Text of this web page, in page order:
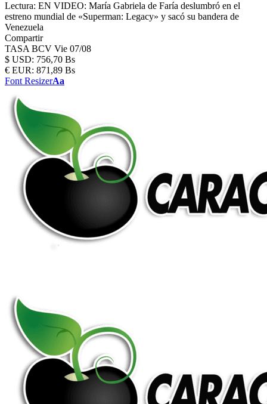
Lectura: EN VIDEO: María Gabriela de Faría deslumbró en el
estreno mundial de «Superman: Legacy» y sacó su bandera de
Venezuela
Compartir
TASA BCV Vie 07/08
$ USD: 756,70 Bs
€ EUR: 871,89 Bs
Font ResizerAa